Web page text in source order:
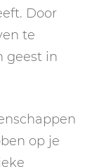
Door
te
geest in
op je